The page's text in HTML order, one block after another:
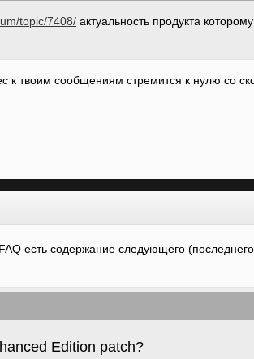
topic/7408/ актуальность продукта
к твоим сообщениям стремится к нулю со
есть содержание следующего
Edition patch?